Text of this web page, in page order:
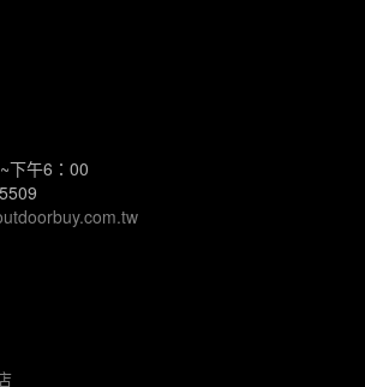
下午6：00